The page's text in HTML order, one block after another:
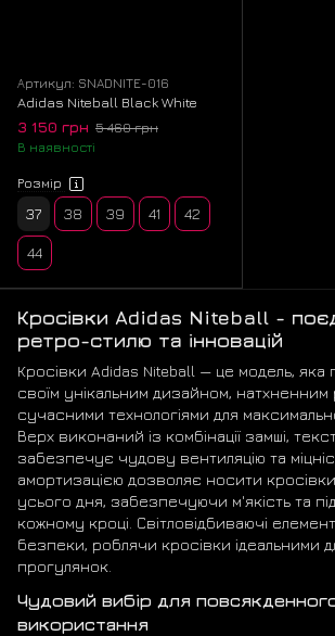
Артикул: SNADNITE-016
Adidas Niteball Black White
3 150 грн 5 460 грн
В наявності
Розмір
37 38 39 41 42
44
Кросівки Adidas Niteball -
ретро-стилю та інновацій
Кросівки Adidas Niteball — це модель,
своїм унікальним дизайном,
сучасними технологіями для
Верх виконаний із комбінації замші,
забезпечує чудову вентиляцію та
амортизацією дозволяє носити
усього дня, забезпечуючи м'якість та
кожному кроці. Світловідбиваючі
безпеки, роблячи кросівки ідеальними
прогулянок.
Чудовий вибір для
використання